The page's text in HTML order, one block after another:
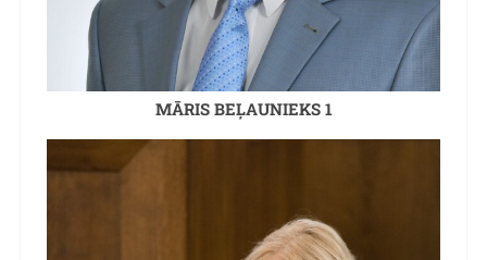
MĀRIS BEĻAUNIEKS 1